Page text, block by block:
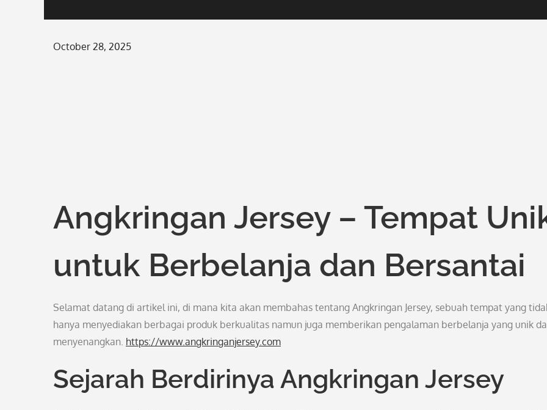
Posted
October 28, 2025
Angkringan Jersey – Tempat
untuk Berbelanja dan Bersantai
Selamat datang di artikel ini, di mana kita akan membahas tentang Angkringan Jersey, sebuah tempat yang
hanya menyediakan berbagai produk berkualitas namun juga memberikan pengalaman berbelanja yang unik
menyenangkan. https://www.angkringanjersey.com
Sejarah Berdirinya Angkringan Jersey